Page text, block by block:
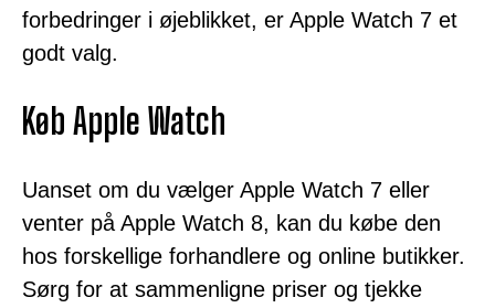
forbedringer i øjeblikket, er Apple Watch 7 et
godt valg.
Køb Apple Watch
Uanset om du vælger Apple Watch 7 eller
venter på Apple Watch 8, kan du købe den
hos forskellige forhandlere og online butikker.
Sørg for at sammenligne priser og tjekke